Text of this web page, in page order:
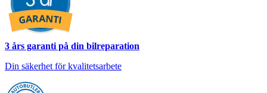
3 års garanti på din bilreparation
Din säkerhet för kvalitetsarbete